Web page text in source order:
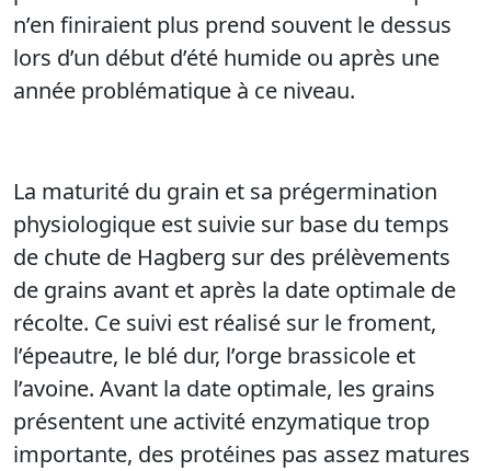
n’en finiraient plus prend souvent le dessus
lors d’un début d’été humide ou après une
année problématique à ce niveau.
La maturité du grain et sa prégermination
physiologique est suivie sur base du temps
de chute de Hagberg sur des prélèvements
de grains avant et après la date optimale de
récolte. Ce suivi est réalisé sur le froment,
l’épeautre, le blé dur, l’orge brassicole et
l’avoine. Avant la date optimale, les grains
présentent une activité enzymatique trop
importante, des protéines pas assez matures